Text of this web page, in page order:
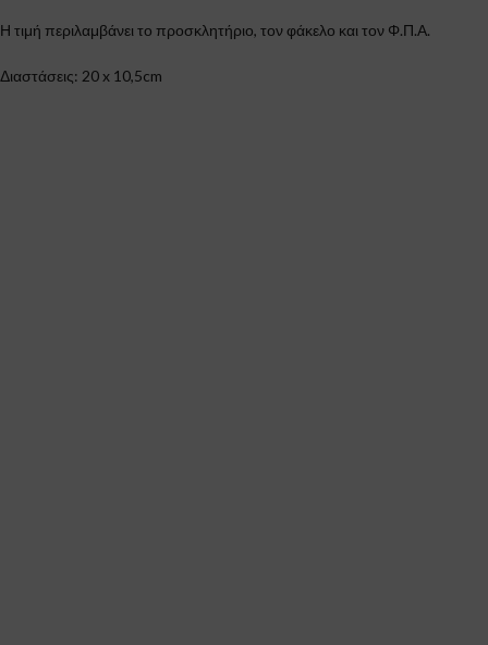
Η τιμή περιλαμβάνει το προσκλητήριο, τον φάκελο και τον Φ.Π.Α.
Διαστάσεις: 20 x 10,5cm